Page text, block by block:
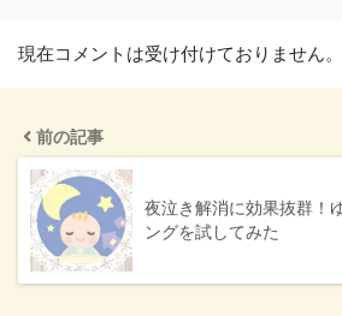
現在コメントは受け付けておりません。
前の記事
夜泣き解消に効果抜群！
ングを試してみた